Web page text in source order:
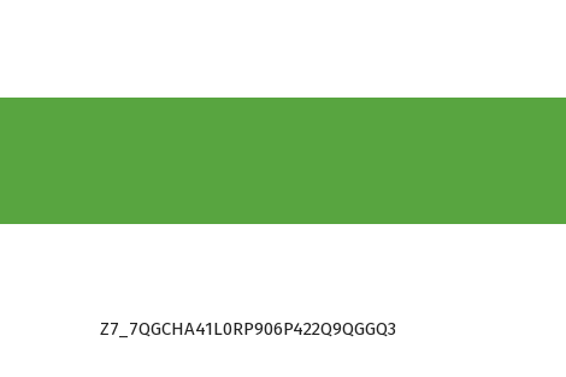
Z7_7QGCHA41L0RP906P422Q9QGGQ3